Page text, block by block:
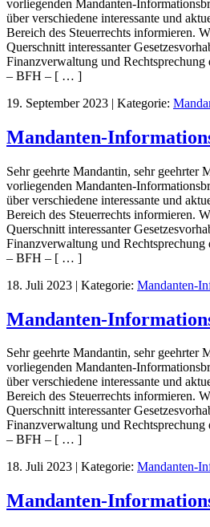
vorliegenden Mandanten-
über verschiedene interessante und
Bereich des Steuerrechts informieren.
Querschnitt interessanter
Finanzverwaltung und Rechtsprechung
– BFH – [ … ]
19. September 2023 | Kategorie:
Mandanten-
Sehr geehrte Mandantin, sehr geehrter
vorliegenden Mandanten-
über verschiedene interessante und
Bereich des Steuerrechts informieren.
Querschnitt interessanter
Finanzverwaltung und Rechtsprechung
– BFH – [ … ]
18. Juli 2023 | Kategorie: Mandanten-
Mandanten-
Sehr geehrte Mandantin, sehr geehrter
vorliegenden Mandanten-
über verschiedene interessante und
Bereich des Steuerrechts informieren.
Querschnitt interessanter
Finanzverwaltung und Rechtsprechung
– BFH – [ … ]
18. Juli 2023
Kategorie: Mandanten-
Mandanten-